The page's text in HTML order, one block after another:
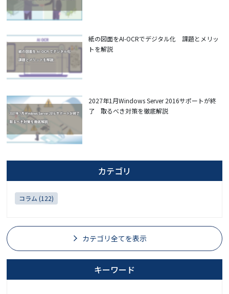
紙の図面をAI-OCRでデジタル化 課題とメリッ
トを解説
2027年1月Windows Server 2016サポートが終
了 取るべき対策を徹底解説
カテゴリ
コラム (122)
カテゴリ全てを表示
キーワード